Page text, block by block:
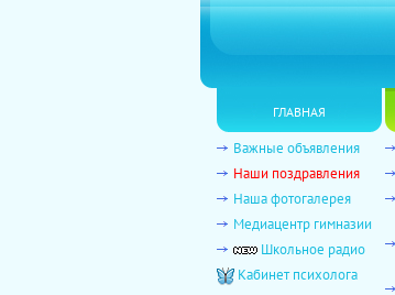
главная
Важные объявления
Наши поздравления
Наша фотогалерея
Медиацентр гимназии
Школьное радио
Кабинет психолога